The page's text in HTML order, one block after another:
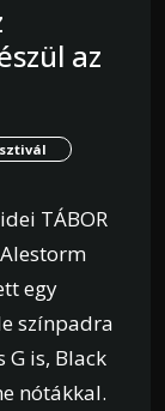
az
TÁBOR
egy
színpadra
G is, Black
nótákkal.